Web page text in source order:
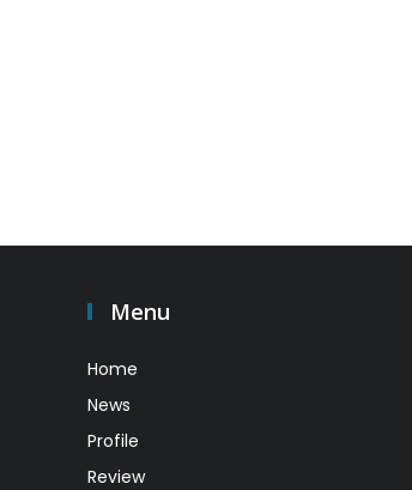
Menu
Home
News
Profile
Review